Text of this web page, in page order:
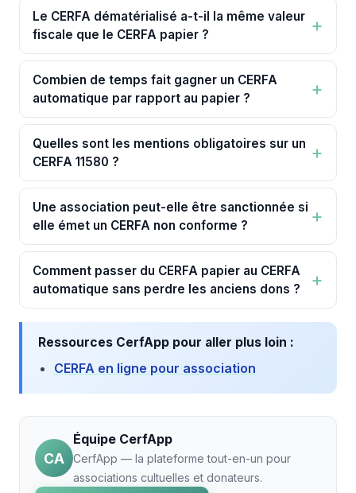
Le CERFA dématérialisé a-t-il la même valeur
fiscale que le CERFA papier ?
Combien de temps fait gagner un CERFA
automatique par rapport au papier ?
Quelles sont les mentions obligatoires sur un
CERFA 11580 ?
Une association peut-elle être sanctionnée si
elle émet un CERFA non conforme ?
Comment passer du CERFA papier au CERFA
automatique sans perdre les anciens dons ?
Ressources CerfApp pour aller plus loin :
CERFA en ligne pour association
CA
Équipe CerfApp
CerfApp — la plateforme tout-en-un pour
associations cultuelles et donateurs.